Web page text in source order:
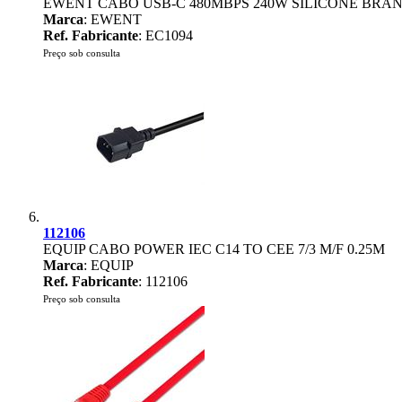
EWENT CABO USB-C 480MBPS 240W SILICONE
Marca: EWENT
Ref. Fabricante: EC1094
Preço sob consulta
112106
EQUIP CABO POWER IEC C14 TO CEE 7/3 M/F 0.25M
Marca: EQUIP
Ref. Fabricante: 112106
Preço sob consulta